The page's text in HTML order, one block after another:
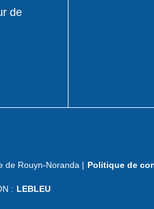
de
de Rouyn-Noranda | Politique de
: LEBLEU